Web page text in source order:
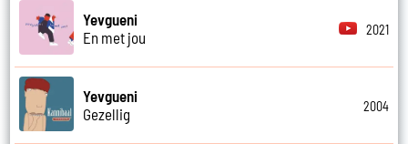
Yevgueni
En met jou
2021
Yevgueni
Gezellig
2004